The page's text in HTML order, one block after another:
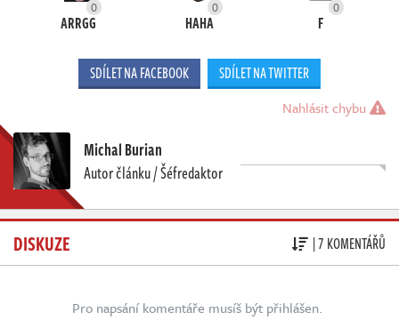
0
ARRGG
0
HAHA
0
F
SDÍLET NA FACEBOOK SDÍLET NA TWITTER
Nahlásit chybu
Michal Burian
Autor článku / Šéfredaktor
DISKUZE | 7 KOMENTÁŘŮ
Pro napsání komentáře musíš být přihlášen.